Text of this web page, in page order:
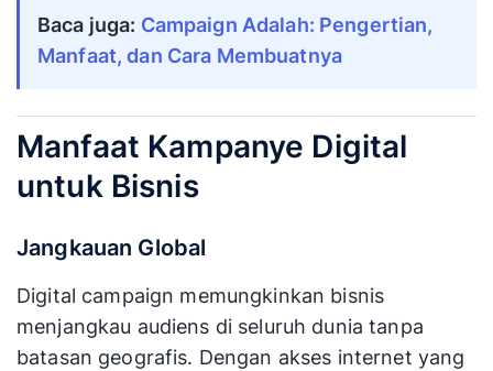
Baca juga: Campaign Adalah: Pengertian,
Manfaat, dan Cara Membuatnya
Manfaat Kampanye Digital
untuk Bisnis
Jangkauan Global
Digital campaign memungkinkan bisnis
menjangkau audiens di seluruh dunia tanpa
batasan geografis. Dengan akses internet yang